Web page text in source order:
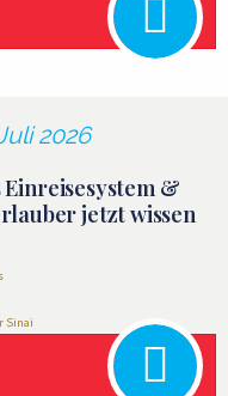
2026
Einreisesystem &
jetzt wissen